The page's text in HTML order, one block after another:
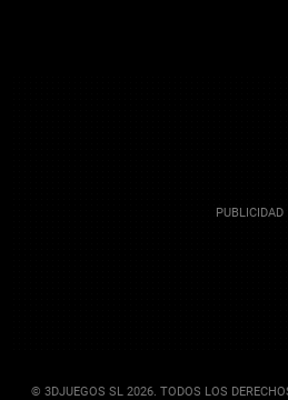
© 3DJUEGOS SL 2026. TODOS LOS